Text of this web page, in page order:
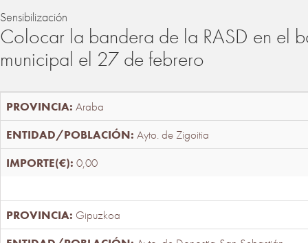
Sensibilización
Colocar la bandera de la RASD en el
municipal el 27 de febrero
Araba
Ayto. de Zigoitia
0,00
Gipuzkoa